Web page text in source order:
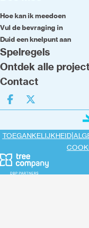
Hoe kan ik meedoen
Vul de bevraging in
Duid een knelpunt aan
Spelregels
Ontdek alle
Contact
Deel op
Deel op X
TOEGANKELIJKHEID|